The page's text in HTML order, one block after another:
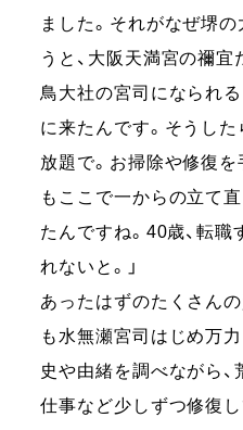
ました。それがなぜ堺
うと、大阪天満宮の禰
鳥大社の宮司になられ
に来たんです。そうし
放題で。お掃除や修復
もここで一からの立て
たんですね。40歳、転
れないと。」
あったはずのたくさん
も水無瀬宮司はじめ万
史や由緒を調べながら
仕事など少しずつ修復